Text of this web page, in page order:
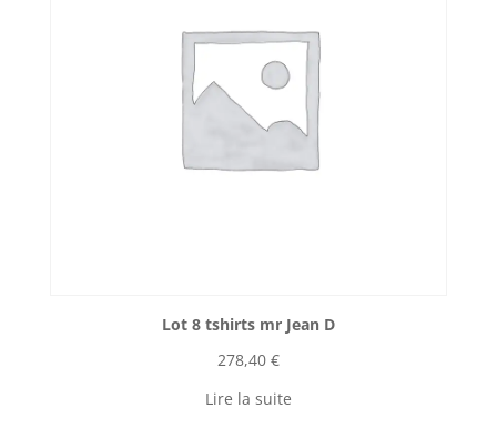
Lot 8 tshirts mr Jean D
278,40 €
Lire la suite